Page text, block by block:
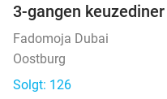
3-gangen
Fadomoja Dubai
Oostburg
Solgt: 126